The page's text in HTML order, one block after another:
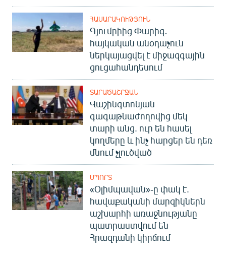
ՀԱՍԱՐԱԿՈՒԹՅՈՒՆ
Գյումրիից Փարիզ․
հայկական անօդաչուն
ներկայացվել է միջազգային
ցուցահանդեսում
ՏԱՐԱԾԱՇՐՋԱՆ
Վաշինգտոնյան
գագաթնաժողովից մեկ
տարի անց. ուր են հասել
կողմերը և ինչ հարցեր են դեռ
մնում չլուծված
ՍՊՈՐՏ
«Օլիմպավան»-ը փակ է.
հավաքականի մարզիկներն
աշխարհի առաջնությանը
պատրաստվում են
Հրազդանի կիրճում